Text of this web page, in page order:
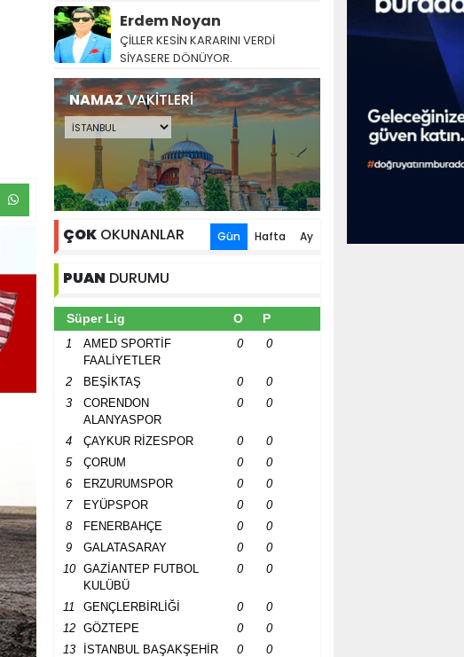
Erdem Noyan
ÇİLLER KESİN KARARINI VERDİ
SİYASERE DÖNÜYOR.
NAMAZVAKİTLERİ
ÇOK OKUNANLAR Gün Hafta Ay
PUAN DURUMU
Süper Lig O P
1
AMED SPORTİF
FAALİYETLER
0 0
2 BEŞİKTAŞ 0
0
3
CORENDON
ALANYASPOR
0 0
4 ÇAYKUR RİZESPOR 0
0
5
ÇORUM 0
0
6
ERZURUMSPOR 0
0
7
EYÜPSPOR 0
0
8
FENERBAHÇE 0
0
9
GALATASARAY 0
0
10
GAZİANTEP FUTBOL
KULÜBÜ
0 0
11 GENÇLERBİRLİĞİ 0
0
12
GÖZTEPE 0
0
13
İSTANBUL BAŞAKŞEHİR 0
0